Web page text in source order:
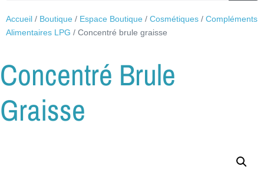
Accueil / Boutique / Espace Boutique / Cosmétiques / Compléments
Alimentaires LPG / Concentré brule graisse
Concentré Brule
Graisse